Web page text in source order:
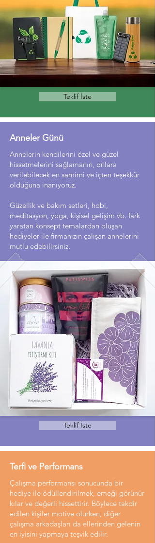
Teklif İste
Anneler Günü
Annelerin kendilerini özel ve güzel
hissetmelerini sağlamanın, onlara
verilebilecek en samimi ve içten teşekkür
olduğuna inanıyoruz.
Güzellik ve bakım setleri, hobi,
meditasyon, yoga, kişisel gelişim vb. fark
yaratan konsept temalardan oluşan
hediyeler ile firmanızın çalışan annelerini
mutlu edebilirsiniz.
Teklif İste
Terfi ve Performans
Çalışma performansı sonucunda bir
hediye ile ödüllendirilmek, emeği görünür
kılar ve değerli hissettirir. Böylece takdir
edilen kişiler motive olurken, diğer
çalışma arkadaşları da ellerinden gelenin
en iyisini yapmaya teşvik edilir.